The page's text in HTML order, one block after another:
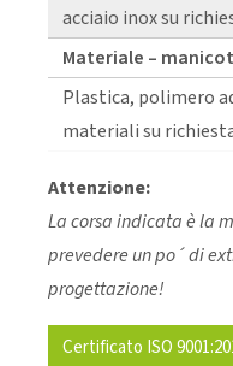
acciaio inox su
Materiale –
Plastica, polimero
materiali su
Attenzione:
La corsa indicata è la
prevedere un po´ di
progettazione!
Certificato ISO